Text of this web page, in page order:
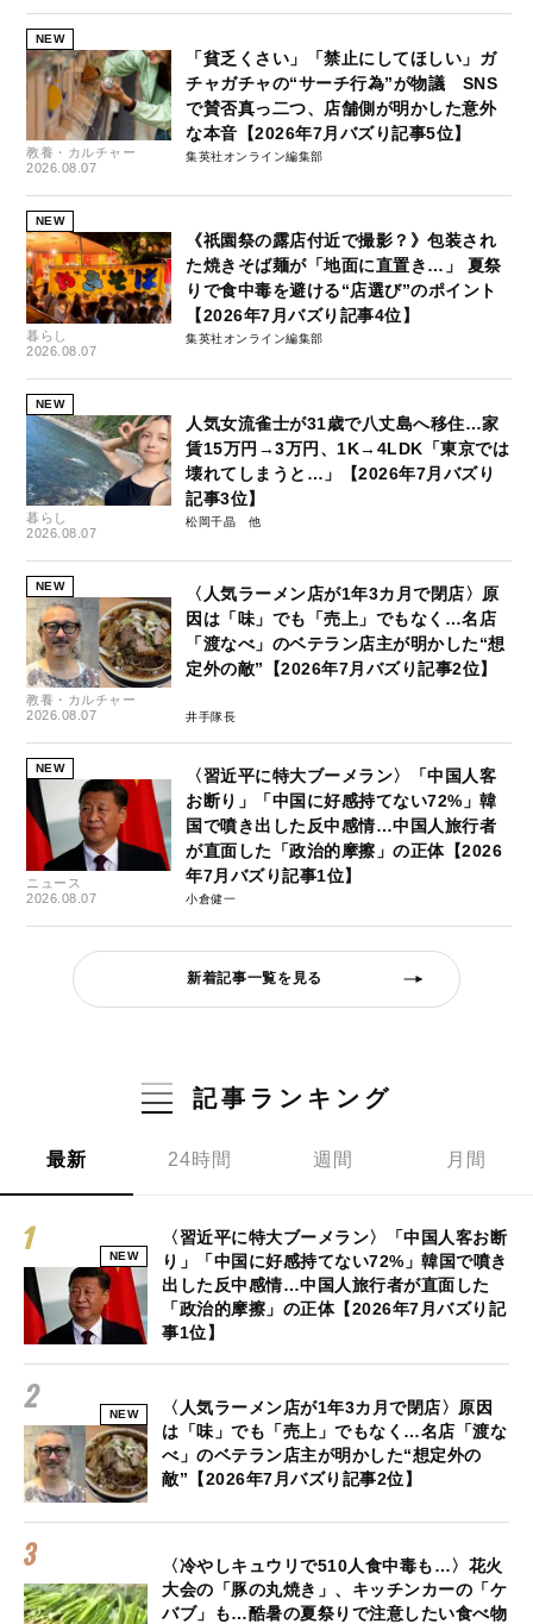
NEW
教養・カルチャー
2026.08.07
「貧乏くさい」「禁止にしてほしい」ガ
チャガチャの“サーチ行為”が物議 SNS
で賛否真っ二つ、店舗側が明かした意外
な本音【2026年7月バズり記事5位】
集英社オンライン編集部
NEW
暮らし
2026.08.07
《祇園祭の露店付近で撮影？》包装され
た焼きそば麺が「地面に直置き…」 夏祭
りで食中毒を避ける“店選び”のポイント
【2026年7月バズり記事4位】
集英社オンライン編集部
NEW
暮らし
2026.08.07
人気女流雀士が31歳で八丈島へ移住…家
賃15万円→3万円、1K→4LDK「東京では
壊れてしまうと…」【2026年7月バズり
記事3位】
松岡千晶
NEW
教養・カルチャー
2026.08.07
〈人気ラーメン店が1年3カ月で閉店〉原
因は「味」でも「売上」でもなく…名店
「渡なべ」のベテラン店主が明かした“想
定外の敵”【2026年7月バズり記事2位】
井手隊長
NEW
ニュース
2026.08.07
〈習近平に特大ブーメラン〉「中国人客
お断り」「中国に好感持てない72%」韓
国で噴き出した反中感情…中国人旅行者
が直面した「政治的摩擦」の正体【2026
年7月バズり記事1位】
小倉健一
新着記事一覧を見る
記事ランキング
最新 24時間 週間 月間
NEW
〈習近平に特大ブーメラン〉「中国人客お断
り」「中国に好感持てない72%」韓国で噴き
出した反中感情…中国人旅行者が直面した
「政治的摩擦」の正体【2026年7月バズり記
事1位】
NEW
〈人気ラーメン店が1年3カ月で閉店〉原因
は「味」でも「売上」でもなく…名店「渡な
べ」のベテラン店主が明かした“想定外の
敵”【2026年7月バズり記事2位】
〈冷やしキュウリで510人食中毒も…〉花火
大会の「豚の丸焼き」、キッチンカーの「ケ
バブ」も…酷暑の夏祭りで注意したい食べ物